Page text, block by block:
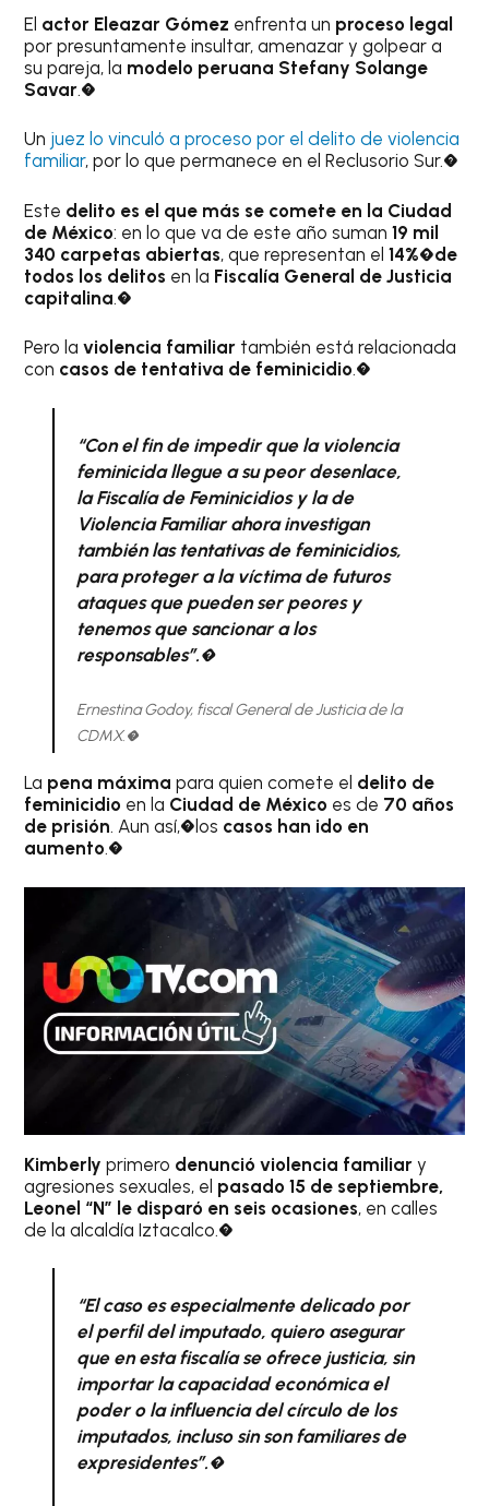
El actor Eleazar Gómez enfrenta un proceso legal
por presuntamente insultar, amenazar y golpear a
su pareja, la modelo peruana Stefany Solange
Savar.�
Un juez lo vinculó a proceso por el delito de violencia
familiar, por lo que permanece en el Reclusorio Sur.�
Este delito es el que más se comete en la Ciudad
de México: en lo que va de este año suman19 mil
340 carpetas abiertas, que representan el14%�de
todos los delitos en la Fiscalía General de Justicia
capitalina.�
Pero laviolencia familiar también está relacionada
con casos de tentativa de feminicidio.�
“Con el fin de impedir que la violencia
feminicida llegue a su peor desenlace,
la Fiscalía de Feminicidios y la de
Violencia Familiar ahora investigan
también las tentativas de feminicidios,
para proteger a la víctima de futuros
ataques que pueden ser peores y
tenemos que sancionar a los
responsables”.�
Ernestina Godoy, fiscal General de Justicia de la
CDMX.�
La pena máxima para quien comete el delito de
feminicidio en la Ciudad de México es de 70 años
de prisión. Aun así,�los casos han ido en
aumento.�
Kimberly primero denunció violencia familiar y
agresiones sexuales, el pasado 15 de septiembre,
Leonel “N” le disparó en seis ocasiones, en calles
de la alcaldía Iztacalco.�
“El caso es especialmente delicado por
el perfil del imputado, quiero asegurar
que en esta fiscalía se ofrece justicia, sin
importar la capacidad económica el
poder o la influencia del círculo de los
imputados, incluso sin son familiares de
expresidentes”.�